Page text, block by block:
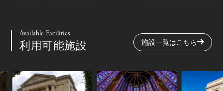
Available Facilities
利用可能施設 施設一覧はこちら